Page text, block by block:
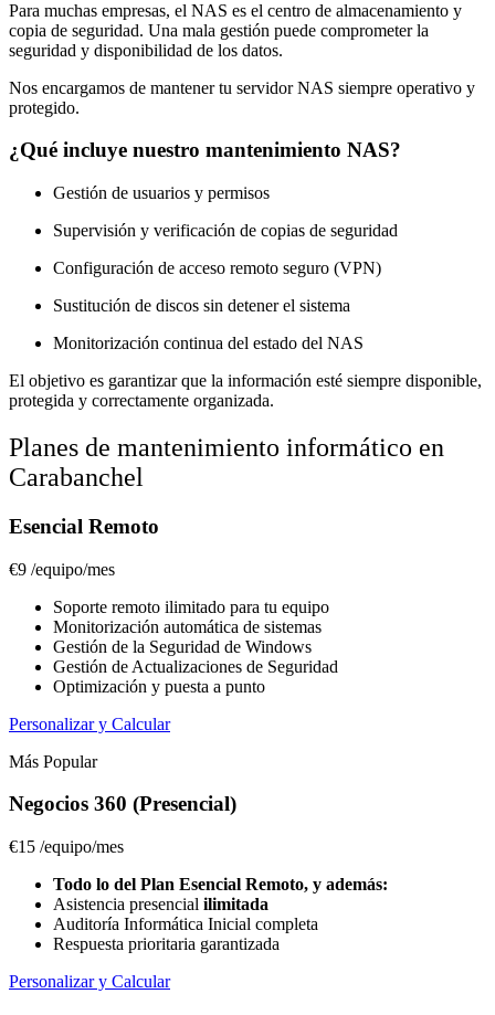
Para muchas empresas, el NAS es el centro de almacenamiento y
copia de seguridad. Una mala gestión puede comprometer la
seguridad y disponibilidad de los datos.
Nos encargamos de mantener tu servidor NAS siempre operativo y
protegido.
¿Qué incluye nuestro mantenimiento NAS?
Gestión de usuarios y permisos
Supervisión y verificación de copias de seguridad
Configuración de acceso remoto seguro (VPN)
Sustitución de discos sin detener el sistema
Monitorización continua del estado del NAS
El objetivo es garantizar que la información esté siempre disponible,
protegida y correctamente organizada.
Planes de mantenimiento informático en
Carabanchel
Esencial Remoto
€9 /equipo/mes
Soporte remoto ilimitado para tu equipo
Monitorización automática de sistemas
Gestión de la Seguridad de Windows
Gestión de Actualizaciones de Seguridad
Optimización y puesta a punto
Personalizar y Calcular
Más Popular
Negocios 360 (Presencial)
€15 /equipo/mes
Todo lo del Plan Esencial Remoto, y además:
Asistencia presencial ilimitada
Auditoría Informática Inicial completa
Respuesta prioritaria garantizada
Personalizar y Calcular